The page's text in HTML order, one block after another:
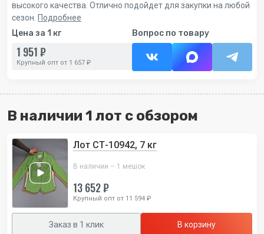
высокого качества. Отлично подойдет для закупки на любой
сезон. Подробнее
Цена за 1 кг
1 951 ₽
Крупный опт от 1 657 ₽
Вопрос по товару
В наличии 1 лот с обзором
Лот СТ-10942, 7 кг
В наличии – 1 мешок
13 652 ₽
Крупный опт от 11 594 ₽
Заказ в 1 клик В корзину